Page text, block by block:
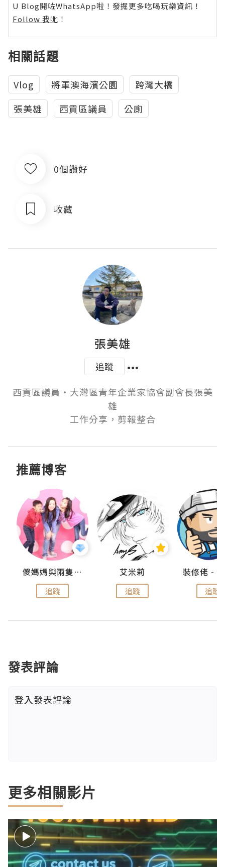
U Blog開咗WhatsApp啦！發掘更多吃喝玩樂資訊！
Follow 我哋 ！
相關話題
Vlog 將軍澳海濱公園
跨灣大橋
張美雄
西貢區議員 公廁
0個讚好
收藏
張美雄
追蹤
西貢區議員‧大灣區青年企業家協會副會長張美
雄
工作分享，剪報整合
推薦博客
儍媽媽與兩隻小魔怪之家
追蹤
艾米莉
追蹤 追蹤
發表評論
登入發表評論
更多相關影片